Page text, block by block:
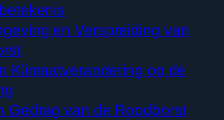
en Verspreiding van
Klimaatverandering op de
Gedrag van de Roodborst